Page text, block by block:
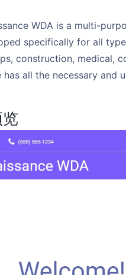
WDA is a multi-
specifically for all
construction, medical,
has all the necessary and